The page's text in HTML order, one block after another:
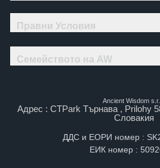
Правни Условия
Семейството на AW
Ancient Wisdom
Адрес : CTPark Търнава , Prilohy
Словакия
ДДС и ЕОРИ номер :
ЕИК номер :